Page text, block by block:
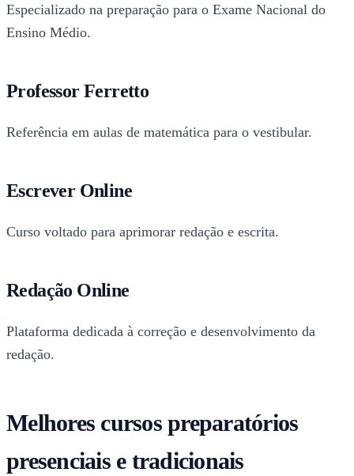
Especializado na preparação para o Exame Nacional do
Ensino Médio.
Professor Ferretto
Referência em aulas de matemática para o vestibular.
Escrever Online
Curso voltado para aprimorar redação e escrita.
Redação Online
Plataforma dedicada à correção e desenvolvimento da
redação.
Melhores cursos preparatórios
presenciais e tradicionais